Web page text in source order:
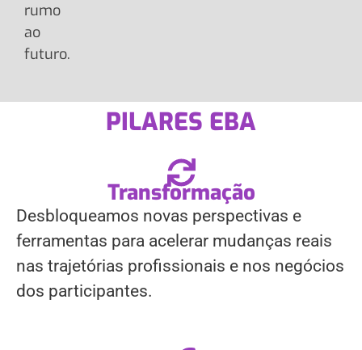
rumo
ao
futuro.
PILARES EBA
Transformação
Desbloqueamos novas perspectivas e
ferramentas para acelerar mudanças reais
nas trajetórias profissionais e nos negócios
dos participantes.